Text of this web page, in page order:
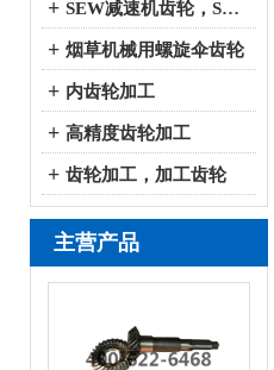
+ SEW减速机齿轮，SEW减速机配件
+ 烟草机械用螺旋伞齿轮
+ 内齿轮加工
+ 高精度齿轮加工
+ 齿轮加工，加工齿轮
主营产品
石油机械侧向搅拌机锥齿轮系列